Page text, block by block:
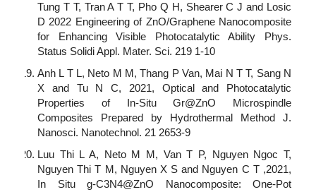
Tung T T, Tran A T T, Pho Q H, Shearer C J and Losic
D 2022 Engineering of ZnO/Graphene Nanocomposite
for Enhancing Visible Photocatalytic Ability Phys.
Status Solidi Appl. Mater. Sci. 219 1-10
Anh L T L, Neto M M, Thang P Van, Mai N T T, Sang N
X and Tu N C, 2021, Optical and Photocatalytic
Properties of In-Situ Gr@ZnO Microspindle
Composites Prepared by Hydrothermal Method J.
Nanosci. Nanotechnol. 21 2653-9
Luu Thi L A, Neto M M, Van T P, Nguyen Ngoc T,
Nguyen Thi T M, Nguyen X S and Nguyen C T ,2021,
In Situ g-C3N4@ZnO Nanocomposite: One-Pot